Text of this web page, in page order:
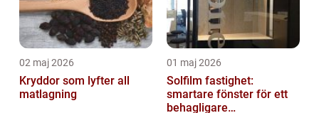
02 maj 2026
Kryddor som lyfter all
matlagning
01 maj 2026
Solfilm fastighet:
smartare fönster för ett
behagligare